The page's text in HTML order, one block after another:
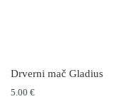
Drverni mač Gladius
5.00 €